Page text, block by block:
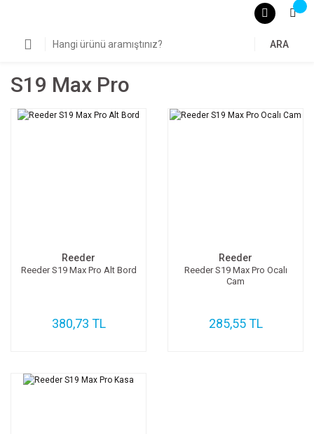
ARA
S19 Max Pro
Reeder
Reeder S19 Max Pro Alt Bord
380,73 TL
Reeder
Reeder S19 Max Pro Ocalı
Cam
285,55 TL